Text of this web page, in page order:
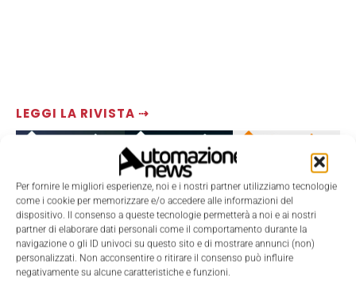
Per fornire le migliori esperienze, noi e i nostri partner utilizziamo tecnologie
come i cookie per memorizzare e/o accedere alle informazioni del
dispositivo. Il consenso a queste tecnologie permetterà a noi e ai nostri
partner di elaborare dati personali come il comportamento durante la
navigazione o gli ID univoci su questo sito e di mostrare annunci (non)
personalizzati. Non acconsentire o ritirare il consenso può influire
negativamente su alcune caratteristiche e funzioni.
LEGGI LA RIVISTA ⇢